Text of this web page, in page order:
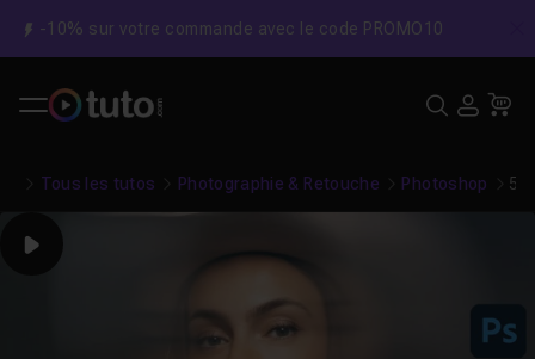
-10% sur votre commande avec le code PROMO10
Tous les tutos Photographie & Retouche Photoshop 5
Play